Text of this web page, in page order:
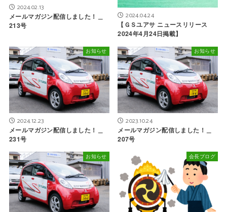
2024.02.13
メールマガジン配信しました！＿
213号
2024.04.24
【ＧＳユアサ ニュースリリース
2024年4月24日掲載】
お知らせ
2024.12.23
メールマガジン配信しました！＿
231号
お知らせ
2023.10.24
メールマガジン配信しました！＿
207号
お知らせ 会長ブログ